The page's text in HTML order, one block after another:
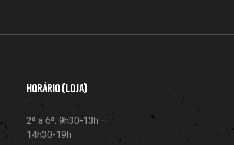
HORÁRIO (LOJA)
2ª a 6ª: 9h30-13h –
14h30-19h